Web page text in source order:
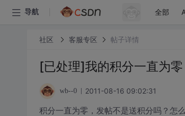
导航 全部
社区 客服专区 帖子详情
[已处理]我的积分一直为
wb--0 2011-08-16 09:02:31
积分一直为零，发帖不是送积分吗？怎